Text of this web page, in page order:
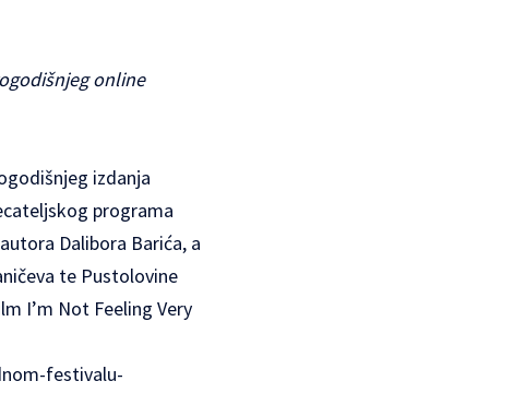
online
izdanja
programa
Dalibora Barića, a
te Pustolovine
I’m Not Feeling Very
festivalu-